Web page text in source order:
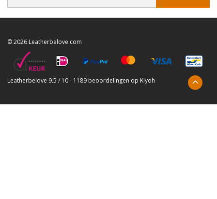
© 2026 Leatherbelove.com
Leatherbelove 9.5 / 10- 1189 beoordelingen op Kiyoh